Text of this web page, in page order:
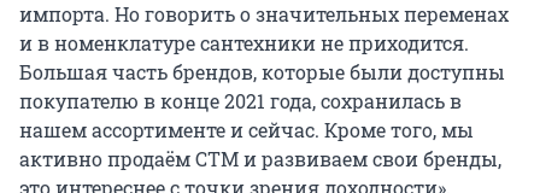
импорта. Но говорить о значительных переменах
и в номенклатуре сантехники не приходится.
Большая часть брендов, которые были доступны
покупателю в конце 2021 года, сохранилась в
нашем ассортименте и сейчас. Кроме того, мы
активно продаём СТМ и развиваем свои бренды,
это интереснее с точки зрения доходности».